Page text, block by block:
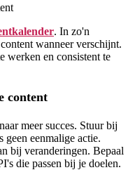
. In zo'n
wanneer verschijnt.
werken en consistent te
content
meer succes. Stuur bij
geen eenmalige actie.
bij veranderingen. Bepaal
die passen bij je doelen.